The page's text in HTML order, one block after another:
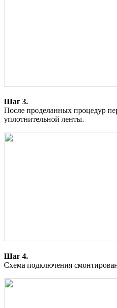
Шаг 3.
После проделанных процедур
уплотнительной ленты.
Шаг 4.
Cхема подключения